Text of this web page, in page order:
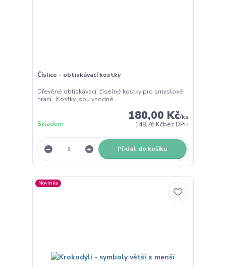
Číslice - obtiskávací kostky
Dřevěné obtiskávací, číselné kostky pro smyslové
hraní. Kostky jsou vhodné...
180,00 Kč/ks
148,76 Kčbez DPH
Skladem
Přidat do košíku
Novinka